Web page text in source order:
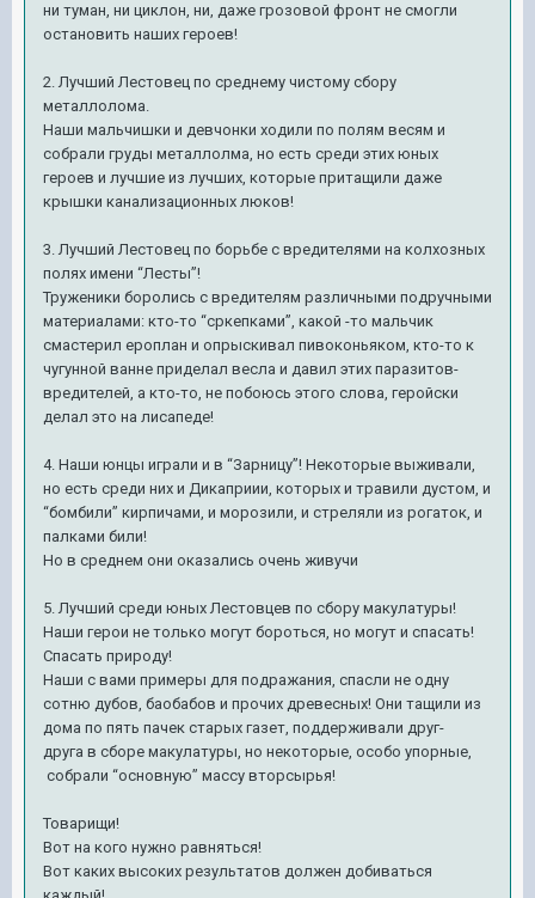
ни туман, ни циклон, ни, даже грозовой фронт не смогли
остановить наших героев!
2. Лучший Лестовец по среднему чистому сбору
металлолома.
Наши мальчишки и девчонки ходили по полям весям и
собрали груды металлолма, но есть среди этих юных
героев и лучшие из лучших, которые притащили даже
крышки канализационных люков!
3. Лучший Лестовец по борьбе с вредителями на колхозных
полях имени “Лесты”!
Труженики боролись с вредителям различными подручными
материалами: кто-то “сркепками”, какой -то мальчик
смастерил ероплан и опрыскивал пивоконьяком, кто-то к
чугунной ванне приделал весла и давил этих паразитов-
вредителей, а кто-то, не побоюсь этого слова, геройски
делал это на лисапеде!
4. Наши юнцы играли и в “Зарницу”! Некоторые выживали,
но есть среди них и Дикаприии, которых и травили дустом, и
“бомбили” кирпичами, и морозили, и стреляли из рогаток, и
палками били!
Но в среднем они оказались очень живучи
5. Лучший среди юных Лестовцев по сбору макулатуры!
Наши герои не только могут бороться, но могут и спасать!
Спасать природу!
Наши с вами примеры для подражания, спасли не одну
сотню дубов, баобабов и прочих древесных! Они тащили из
дома по пять пачек старых газет, поддерживали друг-
друга в сборе макулатуры, но некоторые, особо упорные,
собрали “основную” массу вторсырья!
Товарищи!
Вот на кого нужно равняться!
Вот каких высоких результатов должен добиваться